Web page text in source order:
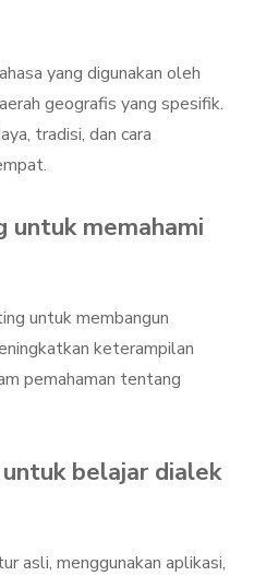
yang digunakan oleh
geografis yang spesifik.
tradisi, dan cara
untuk memahami
untuk membangun
keterampilan
pemahaman tentang
belajar dialek
asli, menggunakan aplikasi,